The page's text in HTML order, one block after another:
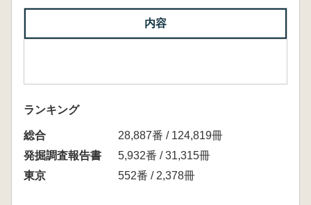
内容
ランキング
総合
28,887番 / 124,819冊
発掘調査報告書
5,932番 / 31,315冊
東京
552番 / 2,378冊